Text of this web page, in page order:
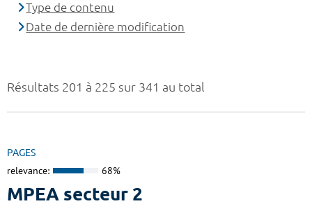
Résultats 201 à 225 sur 341 au total
PAGES
relevance: 68%
MPEA secteur 2
Type de contenu
Date de dernière modification